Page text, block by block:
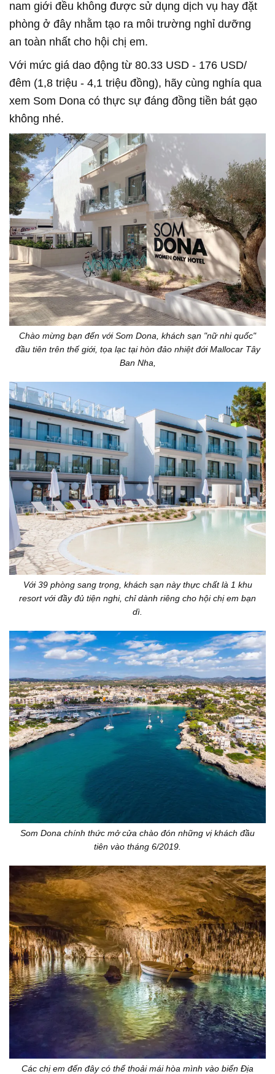
nam giới đều không được sử dụng dịch vụ hay đặt
phòng ở đây nhằm tạo ra môi trường nghỉ dưỡng
an toàn nhất cho hội chị em.
Với mức giá dao động từ 80.33 USD - 176 USD/
đêm (1,8 triệu - 4,1 triệu đồng), hãy cùng nghía qua
xem Som Dona có thực sự đáng đồng tiền bát gạo
không nhé.
Chào mừng bạn đến với Som Dona, khách sạn "nữ nhi quốc"
đầu tiên trên thế giới, tọa lạc tại hòn đảo nhiệt đới Mallocar Tây
Ban Nha,
Với 39 phòng sang trọng, khách sạn này thực chất là 1 khu
resort với đầy đủ tiện nghi, chỉ dành riêng cho hội chị em bạn
dì.
Som Dona chính thức mở cửa chào đón những vị khách đầu
tiên vào tháng 6/2019.
Các chị em đến đây có thể thoải mái hòa mình vào biển Địa